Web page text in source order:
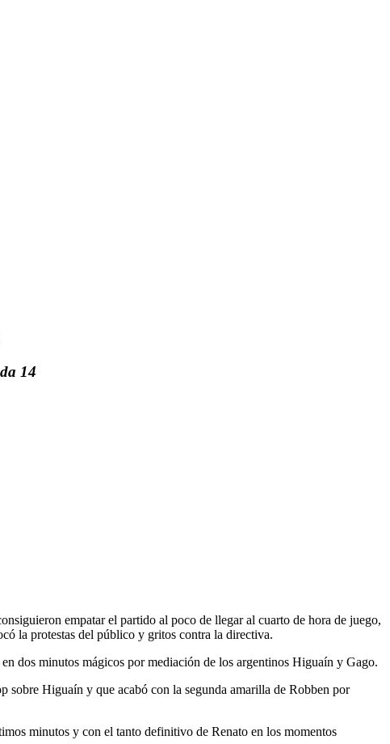
14
empatar el partido al poco de llegar al cuarto de hora de juego,
la protestas del público y gritos contra la directiva.
dos minutos mágicos por mediación de los argentinos Higuaín y Gago.
sobre Higuaín y que acabó con la segunda amarilla de Robben por
minutos y con el tanto definitivo de Renato en los momentos